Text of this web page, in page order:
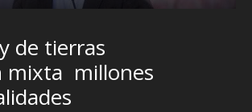
de tierras
mixta millones